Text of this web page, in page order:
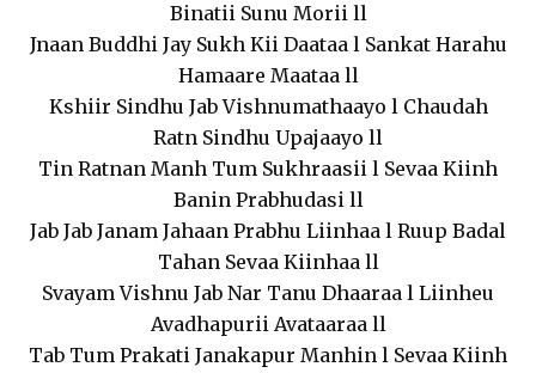
Binatii Sunu Morii ll
Jnaan Buddhi Jay Sukh Kii Daataa l Sankat Harahu
Hamaare Maataa ll
Kshiir Sindhu Jab Vishnumathaayo l Chaudah
Ratn Sindhu Upajaayo ll
Tin Ratnan Manh Tum Sukhraasii l Sevaa Kiinh
Banin Prabhudasi ll
Jab Jab Janam Jahaan Prabhu Liinhaa l Ruup Badal
Tahan Sevaa Kiinhaa ll
Svayam Vishnu Jab Nar Tanu Dhaaraa l Liinheu
Avadhapurii Avataaraa ll
Tab Tum Prakati Janakapur Manhin l Sevaa Kiinh